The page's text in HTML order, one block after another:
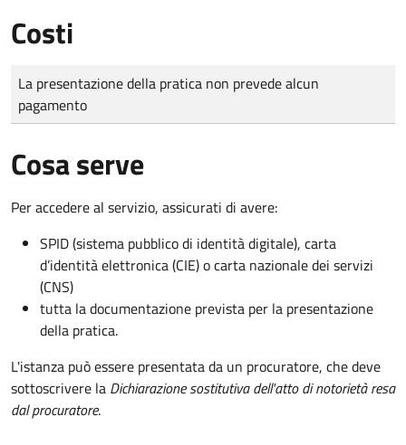
Costi
Tipo di pagamento
Importo
La presentazione della pratica non prevede alcun
pagamento
Cosa serve
Per accedere al servizio, assicurati di avere:
SPID (sistema pubblico di identità digitale), carta
d’identità elettronica (CIE) o carta nazionale dei servizi
(CNS)
tutta la documentazione prevista per la presentazione
della pratica.
L'istanza può essere presentata da un procuratore, che deve
sottoscrivere la Dichiarazione sostitutiva dell'atto di notorietà resa
dal procuratore.